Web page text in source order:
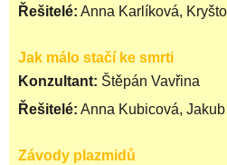
Řešitelé: Anna Karlíková,
Jak málo stačí ke smrti
Konzultant: Štěpán Vavřina
Řešitelé: Anna Kubicová,
Závody plazmidů